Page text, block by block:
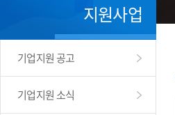
지원사업
기업지원 공고
기업지원 소식